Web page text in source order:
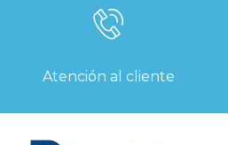
Atención al cliente